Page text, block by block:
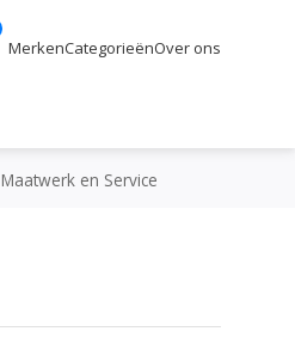
MerkenCategorieënOver ons
Maatwerk en Service